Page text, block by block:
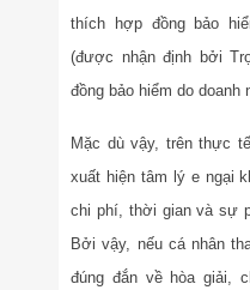
thích hợp đồng bảo
(được nhận định bởi
đồng bảo hiểm do doanh
Mặc dù vậy, trên thực
xuất hiện tâm lý e ngại
chi phí, thời gian và sự
Bởi vậy, nếu cá nhân
đúng đắn về hòa giải,